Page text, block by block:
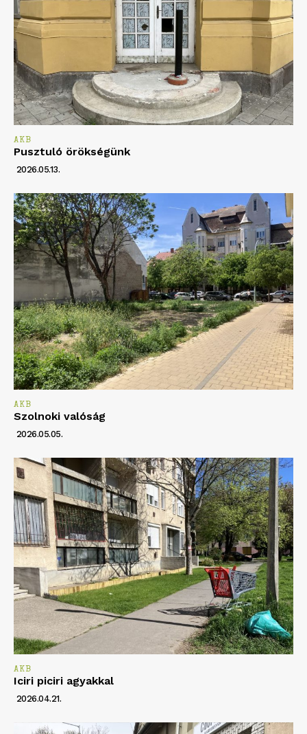
AKB
Pusztuló örökségünk
2026.05.13.
AKB
Szolnoki valóság
2026.05.05.
AKB
Iciri piciri agyakkal
2026.04.21.